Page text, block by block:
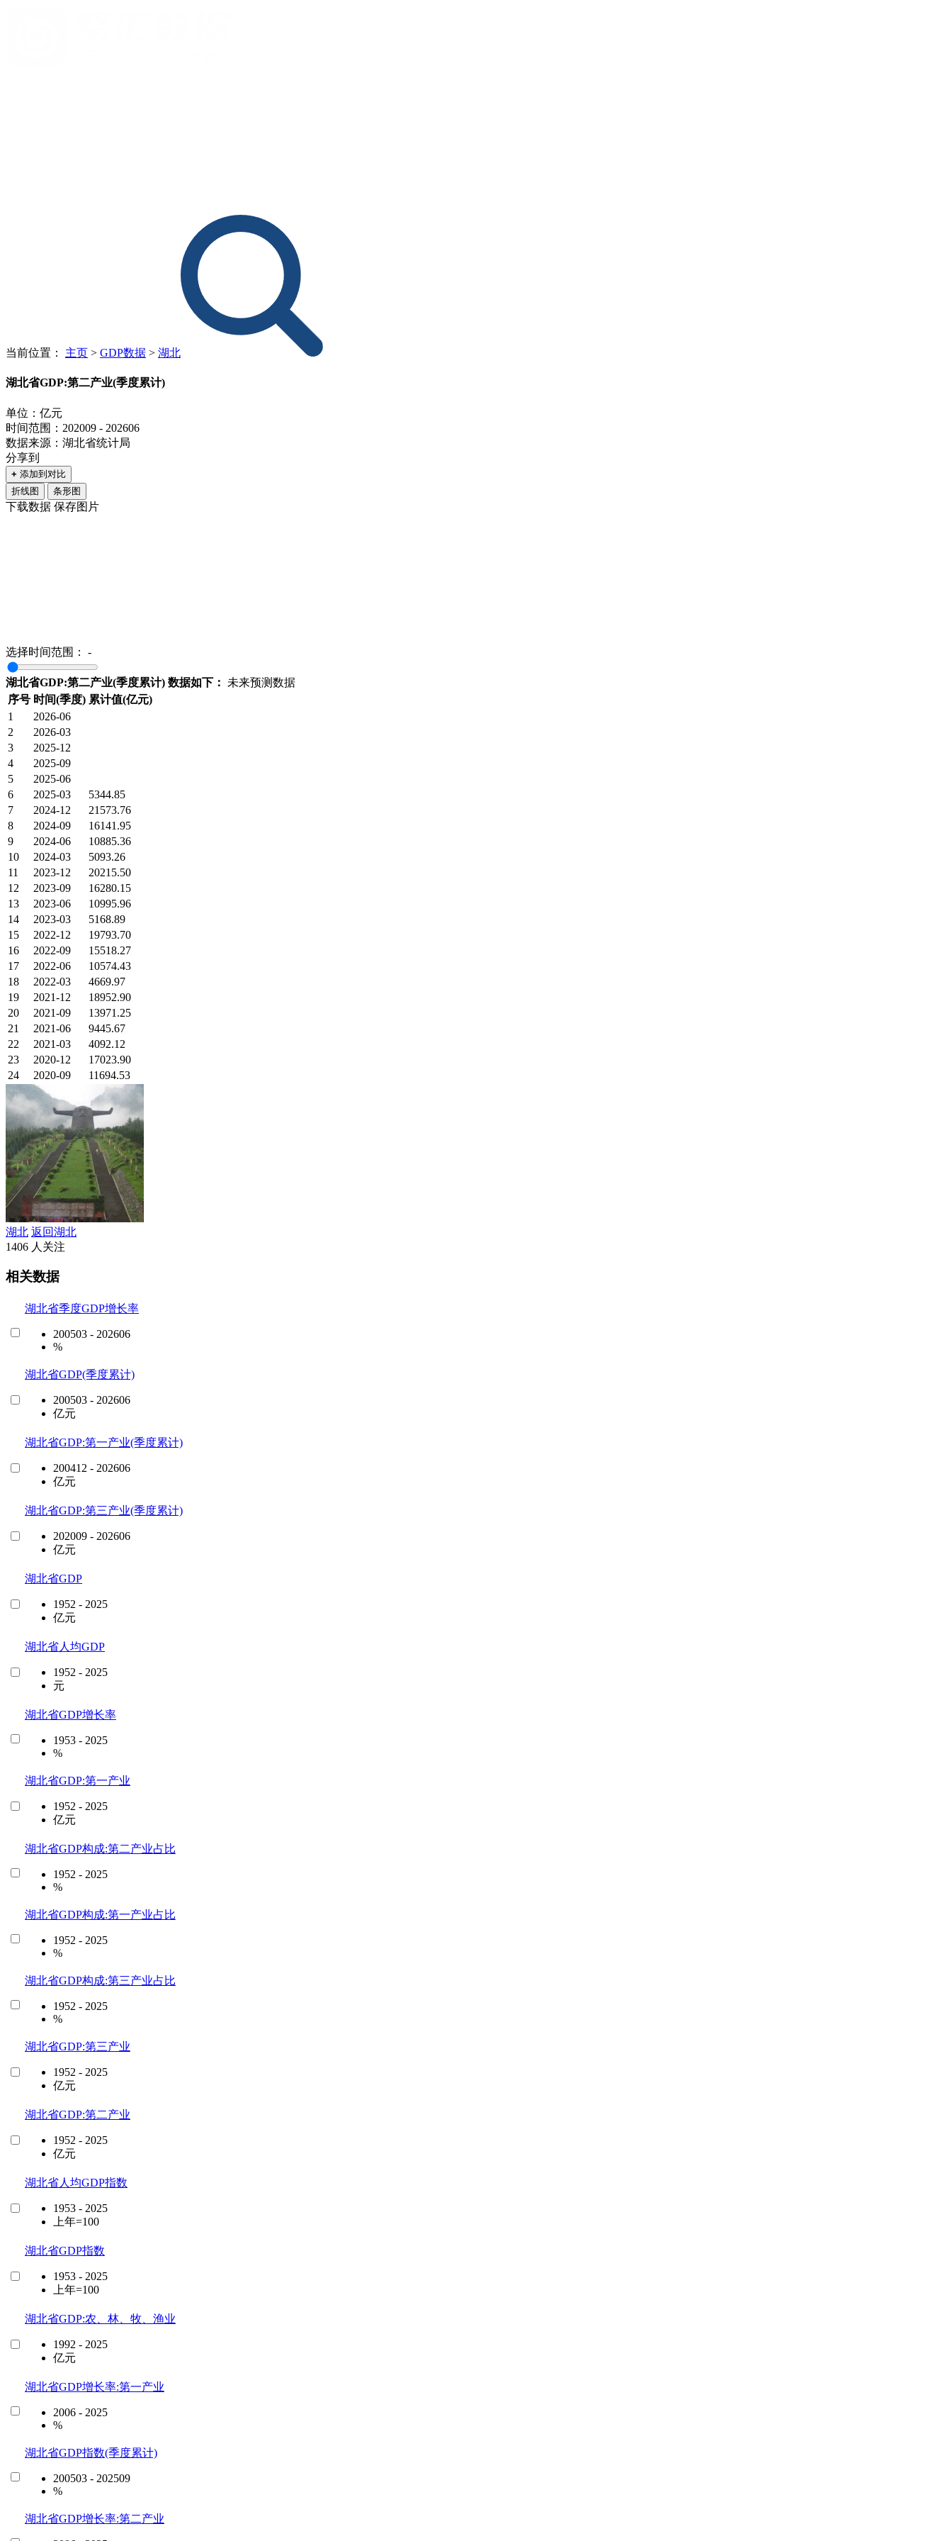
当前位置： 主页 > GDP数据 > 湖北
湖北省GDP:第二产业(季度累计)
单位：亿元
时间范围：202009 - 202606
数据来源：湖北省统计局
分享到
+ 添加到对比
折线图
条形图
下载数据 保存图片
选择时间范围： -
湖北省GDP:第二产业(季度累计) 数据如下：
未来预测数据
序号 时间(季度) 累计值(亿元)
1
2026-06
2
2026-03
3
2025-12
4
2025-09
5
2025-06
6
2025-03
5344.85
7
2024-12
21573.76
8
2024-09
16141.95
9
2024-06
10885.36
10
2024-03
5093.26
11
2023-12
20215.50
12
2023-09
16280.15
13
2023-06
10995.96
14
2023-03
5168.89
15
2022-12
19793.70
16
2022-09
15518.27
17
2022-06
10574.43
18
2022-03
4669.97
19
2021-12
18952.90
20
2021-09
13971.25
21
2021-06
9445.67
22
2021-03
4092.12
23
2020-12
17023.90
24
2020-09 11694.53
湖北 返回湖北
1406 人关注
相关数据
湖北省季度GDP增长率
200503 - 202606
%
湖北省GDP(季度累计)
200503 - 202606
亿元
湖北省GDP:第一产业(季度累计)
200412 - 202606
亿元
湖北省GDP:第三产业(季度累计)
202009 - 202606
亿元
湖北省GDP
1952 - 2025
亿元
湖北省人均GDP
1952 - 2025
元
湖北省GDP增长率
1953 - 2025
%
湖北省GDP:第一产业
1952 - 2025
亿元
湖北省GDP构成:第二产业占比
1952 - 2025
%
湖北省GDP构成:第一产业占比
1952 - 2025
%
湖北省GDP构成:第三产业占比
1952 - 2025
%
湖北省GDP:第三产业
1952 - 2025
亿元
湖北省GDP:第二产业
1952 - 2025
亿元
湖北省人均GDP指数
1953 - 2025
上年=100
湖北省GDP指数
1953 - 2025
上年=100
湖北省GDP:农、林、牧、渔业
1992 - 2025
亿元
湖北省GDP增长率:第一产业
2006 - 2025
%
湖北省GDP指数(季度累计)
200503 - 202509
%
湖北省GDP增长率:第二产业